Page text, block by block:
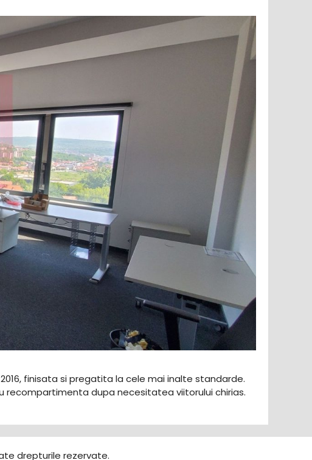
finisata si pregatita la cele mai inalte standarde.
dupa necesitatea viitorului chirias.
drepturile rezervate.